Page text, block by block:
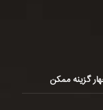
گزینه ممکن